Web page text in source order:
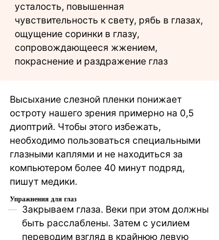
усталость, повышенная
чувствительность к свету, рябь в глазах,
ощущение соринки в глазу,
сопровождающееся жжением,
покраснение и раздражение глаз
Высыхание слезной пленки понижает
остроту нашего зрения примерно на 0,5
диоптрий. Чтобы этого избежать,
необходимо пользоваться специальными
глазными каплями и не находиться за
компьютером более 40 минут подряд,
пишут медики.
Упражнения для глаз
Закрываем глаза. Веки при этом должны
быть расслаблены. Затем с усилием
переводим взгляд в крайнюю левую